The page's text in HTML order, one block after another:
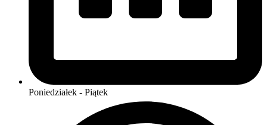
Poniedziałek - Piątek